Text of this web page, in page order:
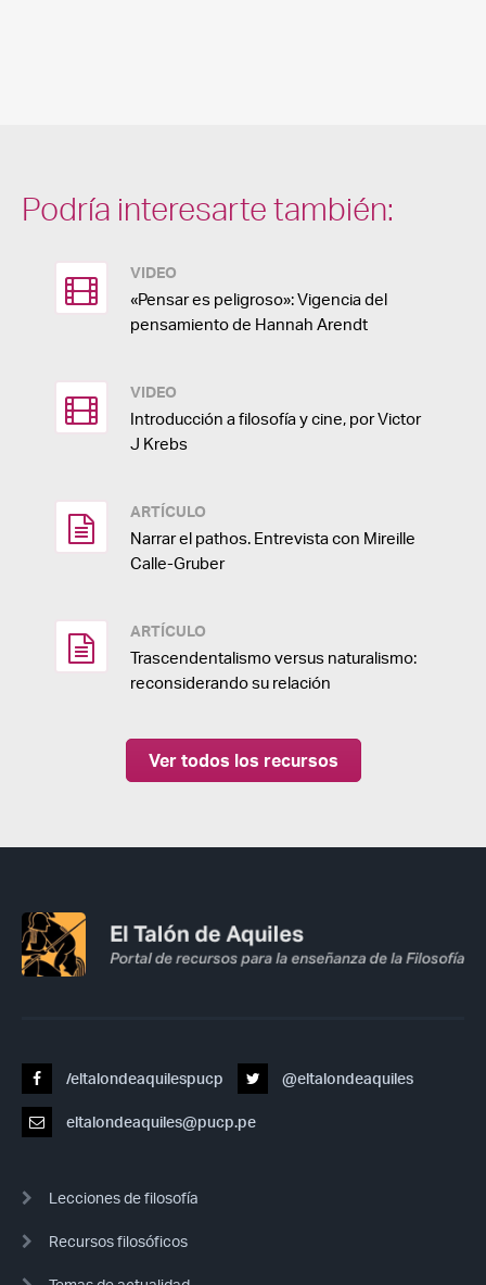
Podría interesarte también:
VIDEO
«Pensar es peligroso»: Vigencia del
pensamiento de Hannah Arendt
VIDEO
Introducción a filosofía y cine, por Victor
J Krebs
ARTÍCULO
Narrar el pathos. Entrevista con Mireille
Calle-Gruber
ARTÍCULO
Trascendentalismo versus naturalismo:
reconsiderando su relación
Ver todos los recursos
/eltalondeaquilespucp @eltalondeaquiles
eltalondeaquiles@pucp.pe
Lecciones de filosofía
Recursos filosóficos